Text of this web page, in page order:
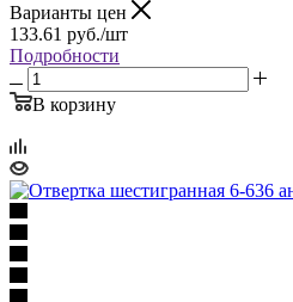
Варианты цен
133.61 руб./шт
Подробности
В корзину